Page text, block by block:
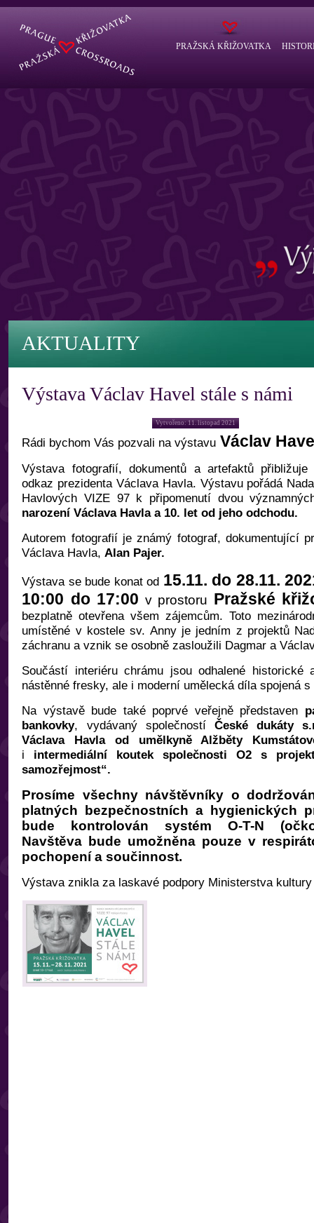
PRAŽSKÁ KŘIŽOVATKA
AKTUALITY
Výstava Václav Havel stále s námi
Vytvořeno: 11. listopad 2021
Rádi bychom Vás pozvali na výstavu Václav
Výstava fotografií, dokumentů a artefaktů
odkaz prezidenta Václava Havla. Výstavu pořádá
Havlových VIZE 97 k připomenutí dvou
narození Václava Havla a 10. let od jeho odchodu.
Autorem fotografií je známý fotograf, dokumentující
Václava Havla, Alan Pajer.
Výstava se bude konat od 15.11. do 28.11.
10:00 do 17:00 v prostoru Pražské
bezplatně otevřena všem zájemcům. Toto
umístěné v kostele sv. Anny je jedním z projektů
záchranu a vznik se osobně zasloužili Dagmar a
Součástí interiéru chrámu jsou odhalené historické
nástěnné fresky, ale i moderní umělecká díla spojená
Na výstavě bude také poprvé veřejně představen
bankovky, vydávaný společností České dukáty
Václava Havla od umělkyně Alžběty
i intermediální koutekspolečnosti O2 s
samozřejmost“.
Prosíme všechny návštěvníky o
platných bezpečnostních a hygienických
bude kontrolován systém O-T-N
Navštěva bude umožněna pouze v
pochopení a součinnost.
Výstava znikla za laskavé podpory Ministerstva